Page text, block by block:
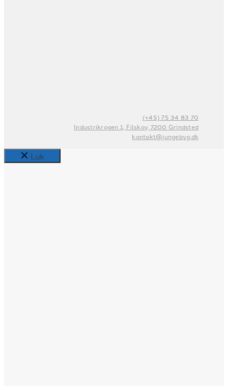
(+45) 75 34 83 70
Industrikrogen 1, Filskov, 7200 Grindsted
kontakt@jungebyg.dk
Luk